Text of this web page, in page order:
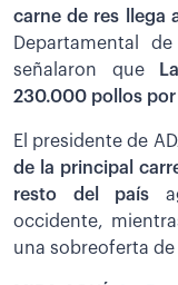
carne de res llega
Departamental
señalaron que
230.000 pollos por
El presidente de
de la principal
resto del país
occidente,
una sobreoferta